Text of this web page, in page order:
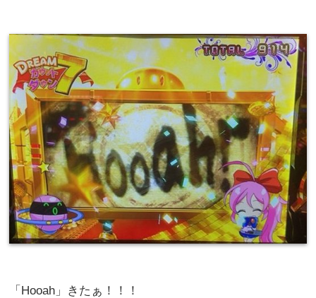
「Hooah」きたぁ！！！